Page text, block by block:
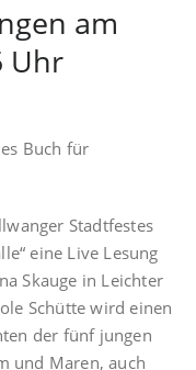
am
Uhr
Buch für
Stadtfestes
eine Live Lesung
Skauge in Leichter
Schütte wird einen
der fünf jungen
und Maren, auch